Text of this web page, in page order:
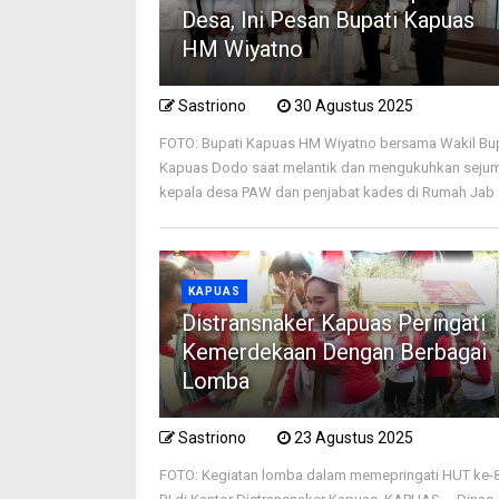
Desa, Ini Pesan Bupati Kapuas
HM Wiyatno
Sastriono 30 Agustus 2025
FOTO: Bupati Kapuas HM Wiyatno bersama Wakil
Kapuas Dodo saat melantik dan mengukuhkan
kepala desa PAW dan penjabat kades di Rumah Jab ...
KAPUAS
Distransnaker Kapuas Peringati
Kemerdekaan Dengan Berbagai
Lomba
Sastriono 23 Agustus 2025
FOTO: Kegiatan lomba dalam memepringati HUT ke-